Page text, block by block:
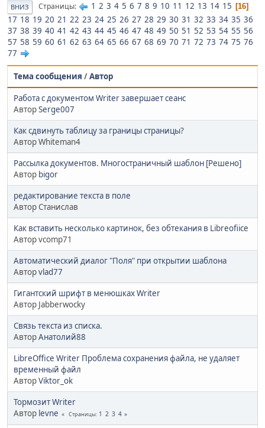
ВНИЗ Страницы 1 2 3 4 5 6 7 8 9 10 11 12 13 14 15 16
17 18 19 20 21 22 23 24 25 26 27 28 29 30 31 32 33 34 35 36
37 38 39 40 41 42 43 44 45 46 47 48 49 50 51 52 53 54 55 56
57 58 59 60 61 62 63 64 65 66 67 68 69 70 71 72 73 74 75 76
77
Тема сообщения /Автор
Работа с документом Writer завершает сеанс
АвторSerge007
Как сдвинуть таблицу за границы страницы?
Автор Whiteman4
Рассылка документов. Многостраничный шаблон [Решено]
Автор bigor
редактирование текста в поле
Автор Станислав
Как вставить несколько картинок, без обтекания в Libreofiice
Автор vcomp71
Автоматический диалог "Поля" при открытии шаблона
Авторvlad77
Гигантский шрифт в менюшках Writer
Автор Jabberwocky
Связь текста из списка.
АвторАнатолий88
LibreOffice Writer Проблема сохранения файла, не удаляет
временный файл
АвторViktor_ok
Тормозит Writer
Автор levne Страницы 1 2 3 4